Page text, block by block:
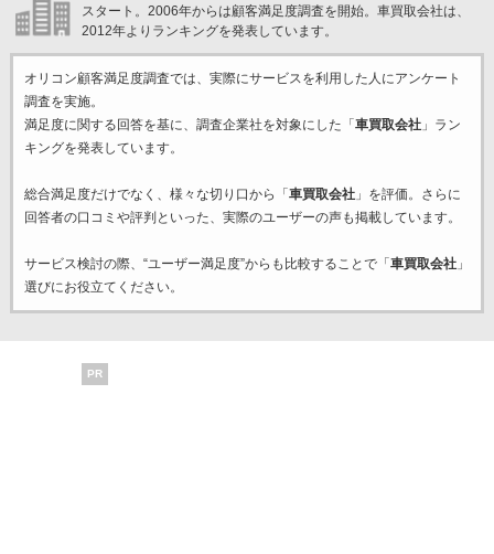
スタート。2006年からは顧客満足度調査を開始。車買取会社は、
2012年よりランキングを発表しています。
オリコン顧客満足度調査では、実際にサービスを利用した 人にアンケート
調査を実施。
満足度に関する回答を基に、調査企業社を対象にした「 車買取会社」ラン
キングを発表しています。
総合満足度だけでなく、様々な切り口から「 車買取会社」を評価。さらに
回答者の口コミや評判といった、実際のユーザーの声も掲載しています。
サービス検討の際、“ユーザー満足度”からも比較することで「 車買取会社」
選びにお役立てください。
PR